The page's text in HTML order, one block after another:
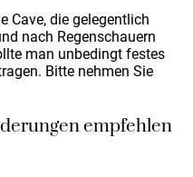
Cave, die gelegentlich
nach Regenschauern
man unbedingt festes
Bitte nehmen Sie
empfehlen